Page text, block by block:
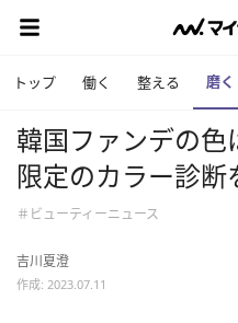
トップ 働く 整える 磨く
韓国ファンデの
限定のカラー診断
＃ビューティーニュース
吉川夏澄
作成: 2023.07.11